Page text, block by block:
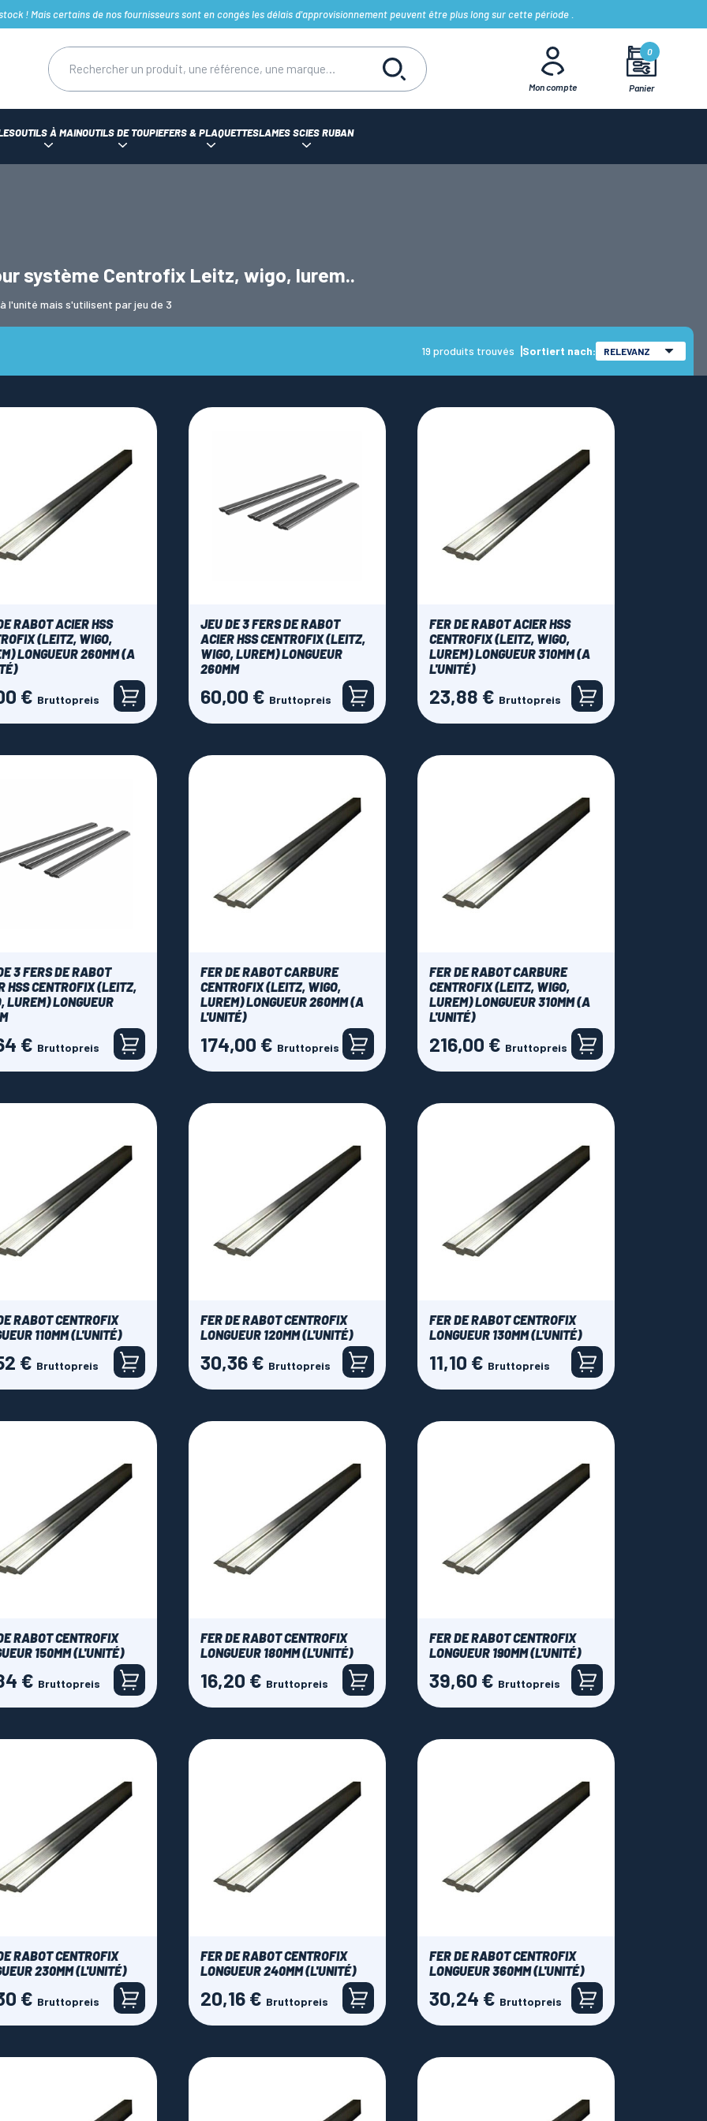
! Mais certains de nos fournisseurs sont en congés les délais d'approvisionnement peuvent être plus long sur cette période .
Mon compte Panier
0
OUTILS À MAINOUTILS DE TOUPIEFERS & PLAQUETTESLAMES SCIES RUBAN
système Centrofix Leitz, wigo, lurem..
l'unité mais s'utilisent par jeu de 3
19 produits trouvés Sortiert nach: RELEVANZ
RABOT ACIER HSS
(LEITZ, WIGO,
LONGUEUR 260MM (A
€ Bruttopreis
JEU DE 3 FERS DE RABOT
ACIER HSS CENTROFIX (LEITZ,
WIGO, LUREM) LONGUEUR
260MM
Preis
60,00 € Bruttopreis
FER DE RABOT ACIER HSS
CENTROFIX (LEITZ, WIGO,
LUREM) LONGUEUR 310MM (A
L'UNITÉ)
Preis
23,88 € Bruttopreis
3 FERS DE RABOT
HSS CENTROFIX (LEITZ,
LUREM) LONGUEUR
€ Bruttopreis
FER DE RABOT CARBURE
CENTROFIX (LEITZ, WIGO,
LUREM) LONGUEUR 260MM (A
L'UNITÉ)
Preis
174,00 € Bruttopreis
FER DE RABOT CARBURE
CENTROFIX (LEITZ, WIGO,
LUREM) LONGUEUR 310MM (A
L'UNITÉ)
Preis
216,00 € Bruttopreis
RABOT CENTROFIX
110MM (L'UNITÉ)
€ Bruttopreis
FER DE RABOT CENTROFIX
LONGUEUR 120MM (L'UNITÉ)
Preis
30,36 € Bruttopreis
FER DE RABOT CENTROFIX
LONGUEUR 130MM (L'UNITÉ)
Preis
11,10 € Bruttopreis
RABOT CENTROFIX
150MM (L'UNITÉ)
€ Bruttopreis
FER DE RABOT CENTROFIX
LONGUEUR 180MM (L'UNITÉ)
Preis
16,20 € Bruttopreis
FER DE RABOT CENTROFIX
LONGUEUR 190MM (L'UNITÉ)
Preis
39,60 € Bruttopreis
RABOT CENTROFIX
230MM (L'UNITÉ)
€ Bruttopreis
FER DE RABOT CENTROFIX
LONGUEUR 240MM (L'UNITÉ)
Preis
20,16 € Bruttopreis
FER DE RABOT CENTROFIX
LONGUEUR 360MM (L'UNITÉ)
Preis
30,24 € Bruttopreis